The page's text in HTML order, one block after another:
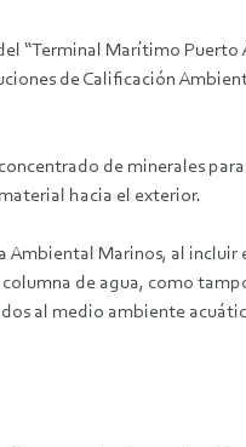
“Terminal Marítimo Puerto
de Calificación
de minerales
hacia el exterior.
Marinos, al incluir
de agua, como
al medio ambiente